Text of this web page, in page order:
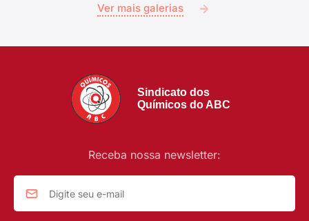
Ver mais galerias
Sindicato dos
Químicos do ABC
Receba nossa newsletter: